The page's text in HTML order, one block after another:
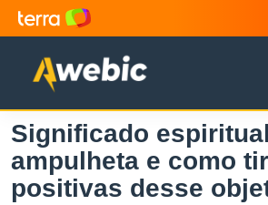
Significado
ampulheta e como
positivas desse